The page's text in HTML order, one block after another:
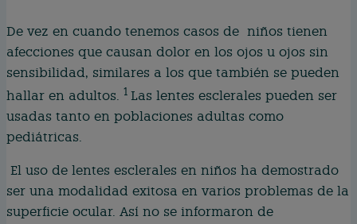
De vez en cuando tenemos casos de niños tienen
afecciones que causan dolor en los ojos u ojos sin
sensibilidad, similares a los que también se pueden
hallar en adultos. 1 Las lentes esclerales pueden ser
usadas tanto en poblaciones adultas como
pediátricas.
El uso de lentes esclerales en niños ha demostrado
ser una modalidad exitosa en varios problemas de la
superficie ocular. Así no se informaron de